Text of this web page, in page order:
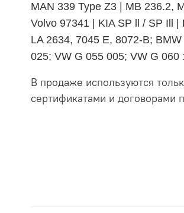
MAN 339 Type Z3 | MB 236.2,
Volvo 97341 | KIA SP ll / SP Ill
LA 2634, 7045 E, 8072-B;
025; VW G 055 005; VW G
В продаже используются
сертификатами и